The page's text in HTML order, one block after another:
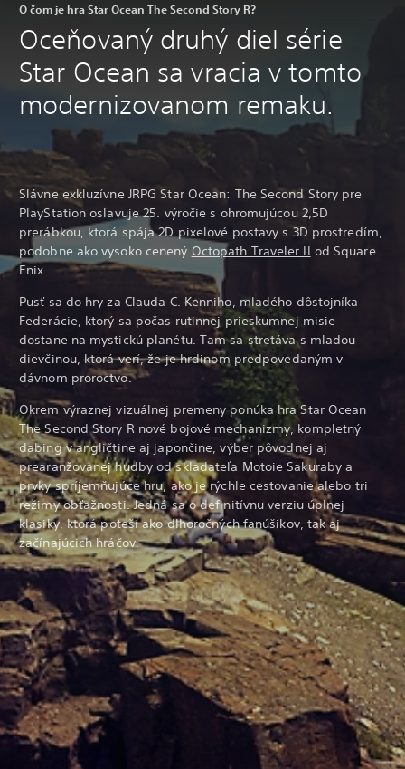
O čom je hra Star Ocean The Second Story R?
Oceňovaný druhý diel série
Star Ocean sa vracia v tomto
modernizovanom remaku.
Slávne exkluzívne JRPG Star Ocean: The Second Story pre
PlayStation oslavuje 25. výročie s ohromujúcou 2,5D
prerábkou, ktorá spája 2D pixelové postavy s 3D prostredím,
podobne ako vysoko cenený Octopath Traveler II od Square
Enix.
Pusť sa do hry za Clauda C. Kenniho, mladého dôstojníka
Federácie, ktorý sa počas rutinnej prieskumnej misie
dostane na mystickú planétu. Tam sa stretáva s mladou
dievčinou, ktorá verí, že je hrdinom predpovedaným v
dávnom proroctvo.
Okrem výraznej vizuálnej premeny ponúka hra Star Ocean
The Second Story R nové bojové mechanizmy, kompletný
dabing v angličtine aj japončine, výber pôvodnej aj
prearanžovanej hudby od skladateľa Motoie Sakuraby a
prvky spríjemňujúce hru, ako je rýchle cestovanie alebo tri
režimy obťažnosti. Jedná sa o definitívnu verziu úplnej
klasiky, ktorá poteší ako dlhoročných fanúšikov, tak aj
začínajúcich hráčov.